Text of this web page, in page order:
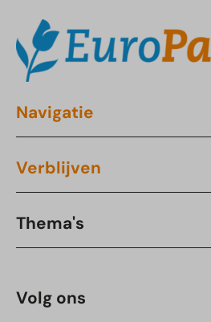
Navigatie
Verblijven
Thema's
Volg ons